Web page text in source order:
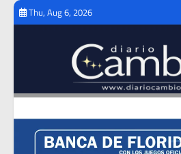
Skip
Thu, Aug 6, 2026